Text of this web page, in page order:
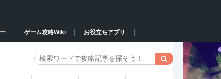
ゲーム攻略Wiki お役立ちアプリ